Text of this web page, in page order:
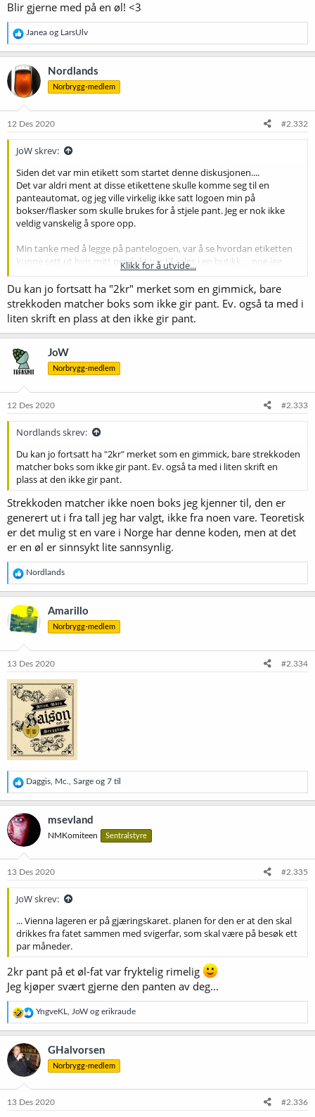
Blir gjerne med på en øl! <3
R
e
a
k
s
j
o
e
Janea og LarsUlv
Nordlands
Norbrygg-medlem
12 Des 2020 #2.332
JoW skrev:
Siden det var min etikett som startet denne diskusjonen....
Det var aldri ment at disse etikettene skulle komme seg til en
panteautomat, og jeg ville virkelig ikke satt logoen min på
bokser/flasker som skulle brukes for å stjele pant. Jeg er nok ikke
veldig vanskelig å spore opp.
Min tanke med å legge på pantelogoen, var å se hvordan etiketten
kunne sett ut hvis mitt produkt var til salgs i en butikk.... noe jeg
drømmer om at kan skje en gang i fremtide.
Klikk for å utvide...
Du kan jo fortsatt ha "2kr" merket som en gimmick, bare
strekkoden matcher boks som ikke gir pant. Ev. også ta med i
liten skrift en plass at den ikke gir pant.
JoW
Norbrygg-medlem
12 Des 2020 #2.333
Nordlands skrev:
Du kan jo fortsatt ha "2kr" merket som en gimmick, bare strekkoden
matcher boks som ikke gir pant. Ev. også ta med i liten skrift en
plass at den ikke gir pant.
Strekkoden matcher ikke noen boks jeg kjenner til, den er
generert ut i fra tall jeg har valgt, ikke fra noen vare. Teoretisk
er det mulig st en vare i Norge har denne koden, men at det
er en øl er sinnsykt lite sannsynlig.
R
e
a
k
s
j
e
:
Nordlands
Amarillo
Norbrygg-medlem
13 Des 2020 #2.334
R
e
a
k
s
j
o
e
Daggis Mc. Sarge og 7 til
msevland
NMKomiteen Sentralstyre
13 Des 2020 #2.335
JoW skrev:
... Vienna lageren er på gjæringskaret. planen for den er at den skal
drikkes fra fatet sammen med svigerfar, som skal være på besøk ett
par måneder.
2kr pant på et øl-fat var fryktelig rimelig
Jeg kjøper svært gjerne den panten av deg...
R
e
a
s
j
n
e
YngveKL JoW og erikraude
GHalvorsen
Norbrygg-medlem
13 Des 2020 #2.336